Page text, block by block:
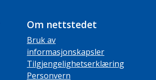
Om nettstedet
Bruk av
informasjonskapsler
Tilgjengelighetserklæring
Personvern